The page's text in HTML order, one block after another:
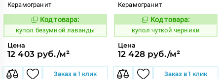
Керамогранит
858541
Код товара:
купол безумной лаванды
Цена
12 403 руб./м²
Заказ в 1 клик
Керамогранит
858494
Код товара:
купол чуткой черники
Цена
12 428 руб./м²
Заказ в 1 клик